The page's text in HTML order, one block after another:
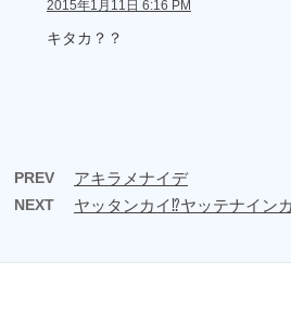
2015年1月11日 6:16 PM
キタカ？？
PREV アキラメナイデ
NEXT ヤッタンカイ⁉︎ヤッテナイン